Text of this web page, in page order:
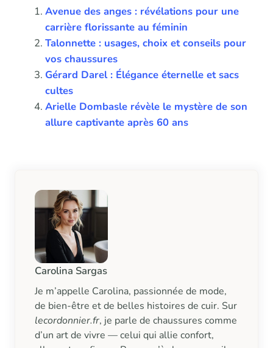
Avenue des anges : révélations pour une
carrière florissante au féminin
Talonnette : usages, choix et conseils pour
vos chaussures
Gérard Darel : Élégance éternelle et sacs
cultes
Arielle Dombasle révèle le mystère de son
allure captivante après 60 ans
Carolina Sargas
Je m’appelle Carolina, passionnée de mode,
de bien-être et de belles histoires de cuir. Sur
lecordonnier.fr, je parle de chaussures comme
d’un art de vivre — celui qui allie confort,